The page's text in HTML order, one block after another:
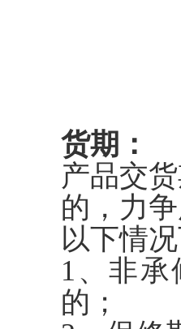
货期：
产品交
的，力
以下情
1、非
的；